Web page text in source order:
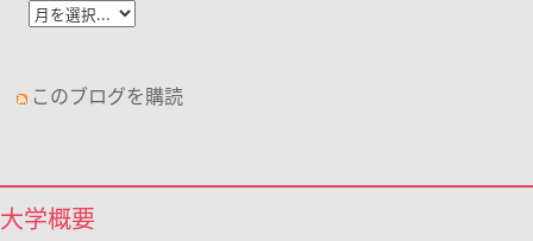
このブログを購読
大学概要